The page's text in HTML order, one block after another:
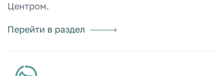
Центром.
Перейти в раздел